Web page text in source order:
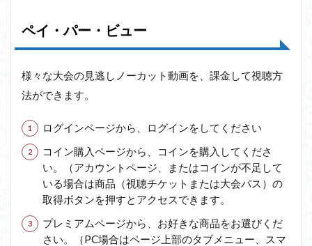
ペイ・パー・ビュー
様々な大会の見逃しノーカット動画を、課金して視聴方
法ができます。
ログインページから、ログインをしてください
コイン購入ページから、コインを購入してくださ
い。（アカウントページ、またはコインが不足して
いる場合は商品（視聴チケットまたは大会パス）の
取得ボタンを押すとアクセスできます。
プレミアムページから、お好きな商品をお選びくだ
さい。（PC場合はページ上部のタブメニュー、スマ